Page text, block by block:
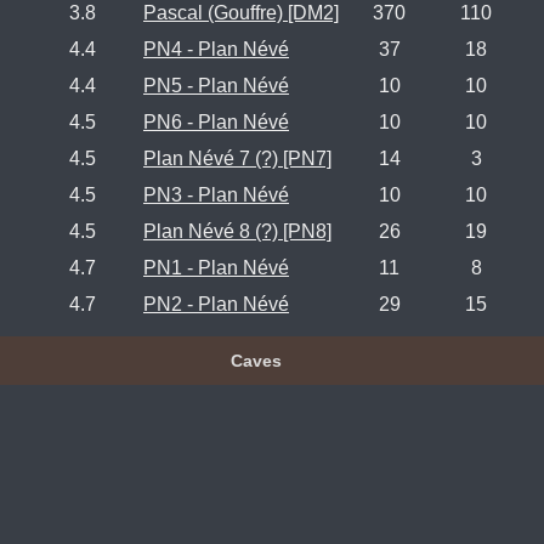
3.8 Pascal (Gouffre) [DM2] 370
110
4.4
PN4 - Plan Névé 37
18
4.4
PN5 - Plan Névé 10
10
4.5
PN6 - Plan Névé 10
10
4.5
Plan Névé 7 (?) [PN7] 14
3
4.5
PN3 - Plan Névé 10
10
4.5
Plan Névé 8 (?) [PN8] 26
19
4.7
PN1 - Plan Névé 11
8
4.7
PN2 - Plan Névé 29 15
Caves